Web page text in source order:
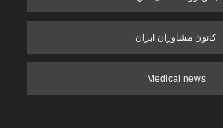
کانون مشاوران ایران
Medical news